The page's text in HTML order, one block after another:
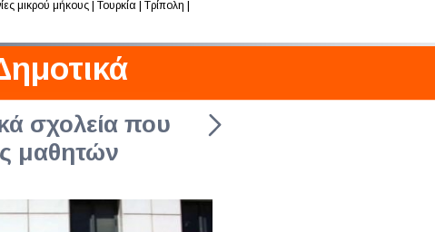
μικρού μήκους| Τουρκία Τρίπολη
Τάξεις
σχολεία που
μαθητών